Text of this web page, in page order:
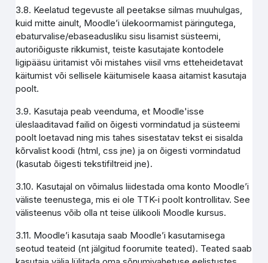
3.8. Keelatud tegevuste all peetakse silmas muuhulgas,
kuid mitte ainult, Moodle’i ülekoormamist päringutega,
ebaturvalise/ebaseadusliku sisu lisamist süsteemi,
autoriõiguste rikkumist, teiste kasutajate kontodele
ligipääsu üritamist või mistahes viisil vms etteheidetavat
käitumist või sellisele käitumisele kaasa aitamist kasutaja
poolt.
3.9. Kasutaja peab veenduma, et Moodle'isse
üleslaaditavad failid on õigesti vormindatud ja süsteemi
poolt loetavad ning mis tahes sisestatav tekst ei sisalda
kõrvalist koodi (html, css jne) ja on õigesti vormindatud
(kasutab õigesti tekstifiltreid jne).
3.10. Kasutajal on võimalus liidestada oma konto Moodle’i
väliste teenustega, mis ei ole TTK-i poolt kontrollitav. See
välisteenus võib olla nt teise ülikooli Moodle kursus.
3.11. Moodle’i kasutaja saab Moodle’i kasutamisega
seotud teateid (nt jälgitud foorumite teated). Teated saab